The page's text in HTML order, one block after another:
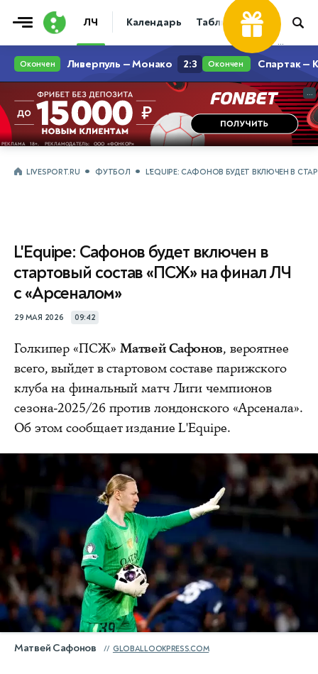
ЛЧ Календарь Таблица Прогнозы
...
...
LIVESPORT.RU ФУТБОЛ L'EQUIPE: САФОНОВ БУДЕТ ВКЛЮЧЕН В
L'Equipe: Сафонов будет включен в
стартовый состав «ПСЖ» на финал ЛЧ
с «Арсеналом»
29 МАЯ 2026 09:42
Голкипер «ПСЖ» Матвей Сафонов, вероятнее
всего, выйдет в стартовом составе парижского
клуба на финальный матч Лиги чемпионов
сезона-2025/26 против лондонского «Арсенала».
Об этом сообщает издание L'Equipe.
Матвей Сафонов GLOBALLOOKPRESS.COM